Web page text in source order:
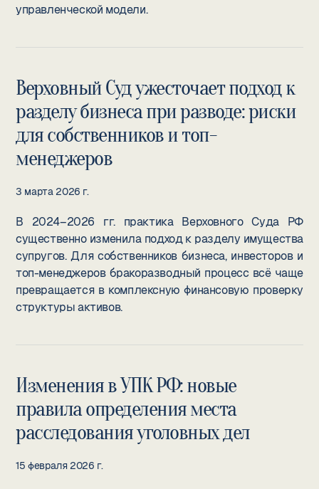
управленческой модели.
Верховный Суд ужесточает подход к
разделу бизнеса при разводе: риски
для собственников и топ-
менеджеров
3 марта 2026 г.
В 2024–2026 гг. практика Верховного Суда РФ
существенно изменила подход к разделу имущества
супругов. Для собственников бизнеса, инвесторов и
топ-менеджеров бракоразводный процесс всё чаще
превращается в комплексную финансовую проверку
структуры активов.
Изменения в УПК РФ: новые
правила определения места
расследования уголовных дел
15 февраля 2026 г.